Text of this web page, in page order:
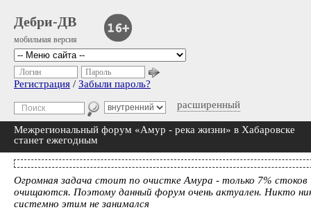
Дебри-ДВ
мобильная версия
расширенный
Логин Пароль
Регистрация / Забыли пароль?
Межрегиональный форум «Амур - река жизни» в Хабаровске
станет ежегодным
Огромная задача стоит по очистке Амура - только 7% стоков
очищаются. Поэтому данный форум очень актуален. Никто
системно этим не занимался